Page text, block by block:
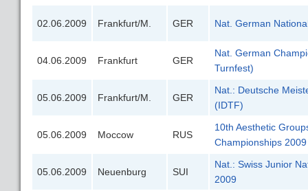
02.06.2009 Frankfurt/M. GER Nat. German
04.06.2009 Frankfurt GER
Nat. German
Turnfest)
05.06.2009 Frankfurt/M. GER
Nat.: Deutsche
(IDTF)
05.06.2009 Moccow RUS
10th Aesthetic
Championships 2009
05.06.2009 Neuenburg SUI
Nat.: Swiss Junior
2009